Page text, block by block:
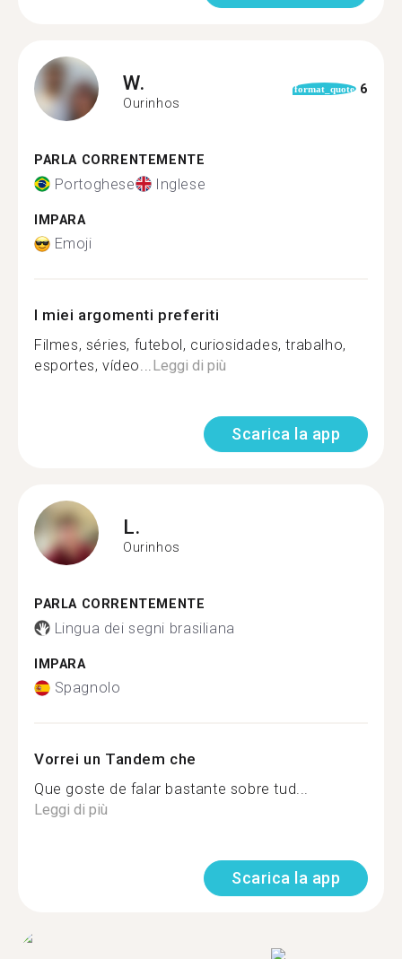
W.
Ourinhos
format_quote 6
PARLA CORRENTEMENTE
Portoghese Inglese
IMPARA
Emoji
I miei argomenti preferiti
Filmes, séries, futebol, curiosidades, trabalho,
esportes, vídeo...Leggi di più
Scarica la app
L.
Ourinhos
PARLA CORRENTEMENTE
Lingua dei segni brasiliana
IMPARA
Spagnolo
Vorrei un Tandem che
Que goste de falar bastante sobre tud...
Leggi di più
Scarica la app